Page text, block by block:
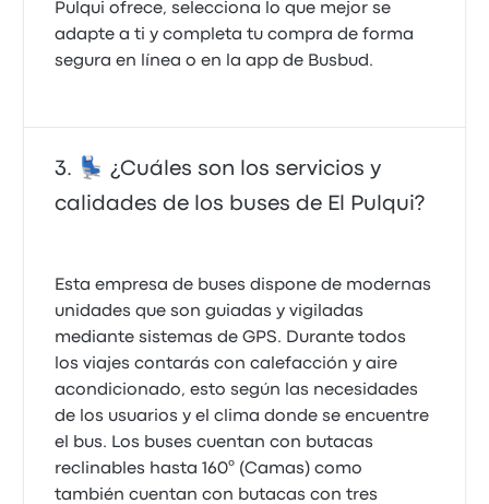
Pulqui ofrece, selecciona lo que mejor se
adapte a ti y completa tu compra de forma
segura en línea o en la app de Busbud.
💺 ¿Cuáles son los servicios y
calidades de los buses de El Pulqui?
Esta empresa de buses dispone de modernas
unidades que son guiadas y vigiladas
mediante sistemas de GPS. Durante todos
los viajes contarás con calefacción y aire
acondicionado, esto según las necesidades
de los usuarios y el clima donde se encuentre
el bus. Los buses cuentan con butacas
reclinables hasta 160º (Camas) como
también cuentan con butacas con tres